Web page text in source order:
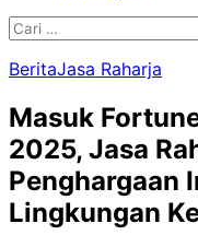
Cari
BeritaJasa Raharja
Masuk
2025, Jasa
Penghargaan
Lingkungan